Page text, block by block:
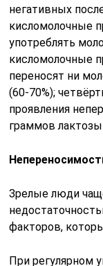
негативных
кисломолочные
употреблять
кисломолочные
переносят ни
(60-70%);
проявления
граммов лактозы
Зрелые люди
факторов,
При регулярном